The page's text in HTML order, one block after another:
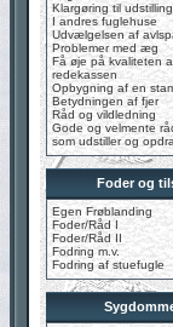
Klargøring til udstilling
I andres fuglehuse
Udvælgelsen af
Problemer med æg
Få øje på kvaliteten
redekassen
Opbygning af en
Betydningen af fjer
Råd og vildledning
Gode og velmente
som udstiller og
Foder og
Egen Frøblanding
Foder/Råd I
Foder/Råd II
Fodring m.v.
Fodring af stuefugle